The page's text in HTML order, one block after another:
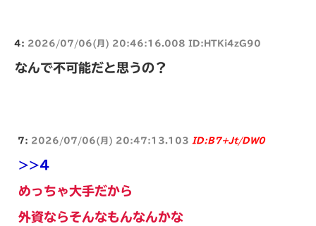
4: 2026/07/06(月) 20:46:16.008 ID:HTKi4zG90
なんで不可能だと思うの？
7: 2026/07/06(月) 20:47:13.103 ID:B7+Jt/DW0
>>4
めっちゃ大手だから
外資ならそんなもんなんかな